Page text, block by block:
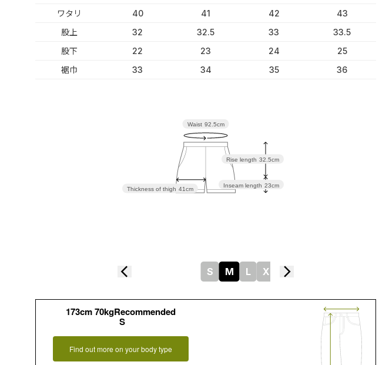
ワタリ 40 41 42
43
股上
32 32.5 33
33.5
股下
22 23 24
25
裾巾
33 34 35 36
Rise length 32.5cm
Inseam length 23cm
Thickness of thigh 41cm
Waist 92.5cm
S M L XL
173cm 70kgRecommended
S
Find out more on your body type